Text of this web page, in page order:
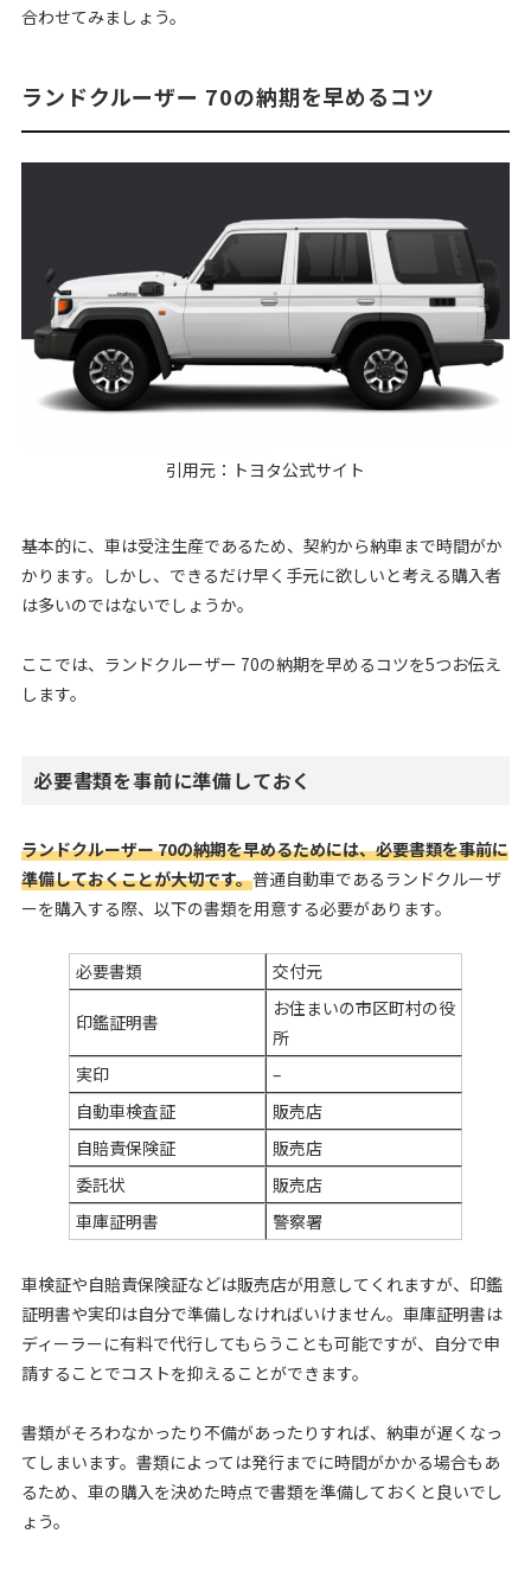
合わせてみましょう。
ランドクルーザー 70の納期を早めるコツ
引用元： トヨタ公式サイト
基本的に、車は受注生産であるため、契約から納車まで時間がか
かります。しかし、できるだけ早く手元に欲しいと考える購入者
は多いのではないでしょうか。
ここでは、ランドクルーザー 70の納期を早めるコツを5つお伝え
します。
必要書類を事前に準備しておく
ランドクルーザー 70の納期を早めるためには、必要書類を事前に
準備しておくことが大切です。普通自動車であるランドクルーザ
ーを購入する際、以下の書類を用意する必要があります。
必要書類 交付元
印鑑証明書
お住まいの市区町村の役
所
実印
–
自動車検査証
販売店
自賠責保険証
販売店
委託状
販売店
車庫証明書
警察署
車検証や自賠責保険証などは販売店が用意してくれますが、印鑑
証明書や実印は自分で準備しなければいけません。車庫証明書は
ディーラーに有料で代行してもらうことも可能ですが、自分で申
請することでコストを抑えることができます。
書類がそろわなかったり不備があったりすれば、納車が遅くなっ
てしまいます。書類によっては発行までに時間がかかる場合もあ
るため、車の購入を決めた時点で書類を準備しておくと良いでし
ょう。